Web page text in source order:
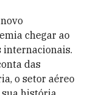
chegar ao
internacionais.
das
o setor aéreo